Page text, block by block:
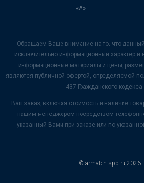
«А»
Обращаем Ваше внимание на то, что данный
исключительно информационный характер и
информационные материалы и цены,
являются публичной офертой, определяемой
437 Гражданского кодекса
Ваш заказ, включая стоимость и наличие
нашим менеджером посредством
указанный Вами при заказе или по
© armaton-spb.ru 2026